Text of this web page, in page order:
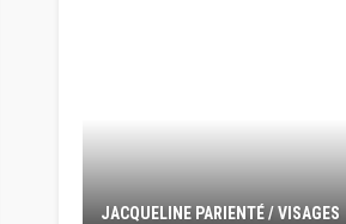
JACQUELINE PARIENTÉ / VISAGES